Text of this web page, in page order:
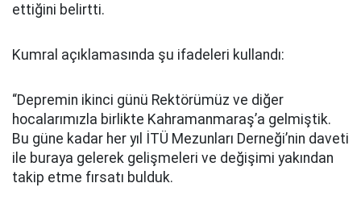
ettiğini belirtti.
Kumral açıklamasında şu ifadeleri kullandı:
“Depremin ikinci günü Rektörümüz ve diğer
hocalarımızla birlikte Kahramanmaraş’a gelmiştik.
Bu güne kadar her yıl İTÜ Mezunları Derneği’nin daveti
ile buraya gelerek gelişmeleri ve değişimi yakından
takip etme fırsatı bulduk.